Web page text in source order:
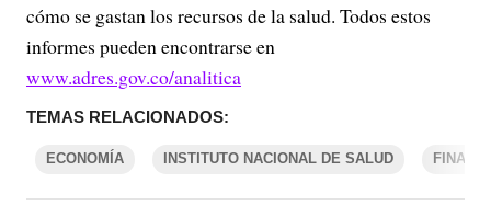
cómo se gastan los recursos de la salud. Todos estos
informes pueden encontrarse en
www.adres.gov.co/analitica
TEMAS RELACIONADOS:
ECONOMÍA INSTITUTO NACIONAL DE SALUD